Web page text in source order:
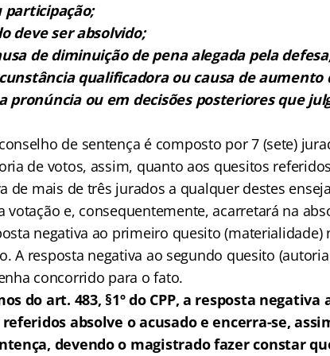
participação;
deve ser absolvido;
de diminuição de pena alegada pela
qualificadora ou causa de aumento
pronúncia ou em decisões posteriores que
de sentença é composto por 7 (sete)
de votos, assim, quanto aos quesitos
de mais de três jurados a qualquer destes
votação e, consequentemente, acarretará na
negativa ao primeiro quesito (materialidade)
A resposta negativa ao segundo quesito
concorrido para o fato.
do art. 483, §1º do CPP, a resposta negativa
absolve o acusado e encerra-se,
devendo o magistrado fazer constar